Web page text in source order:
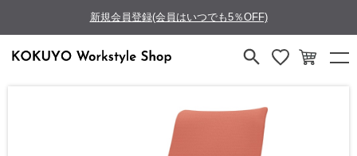
新規会員登録(会員はいつでも5％OFF)